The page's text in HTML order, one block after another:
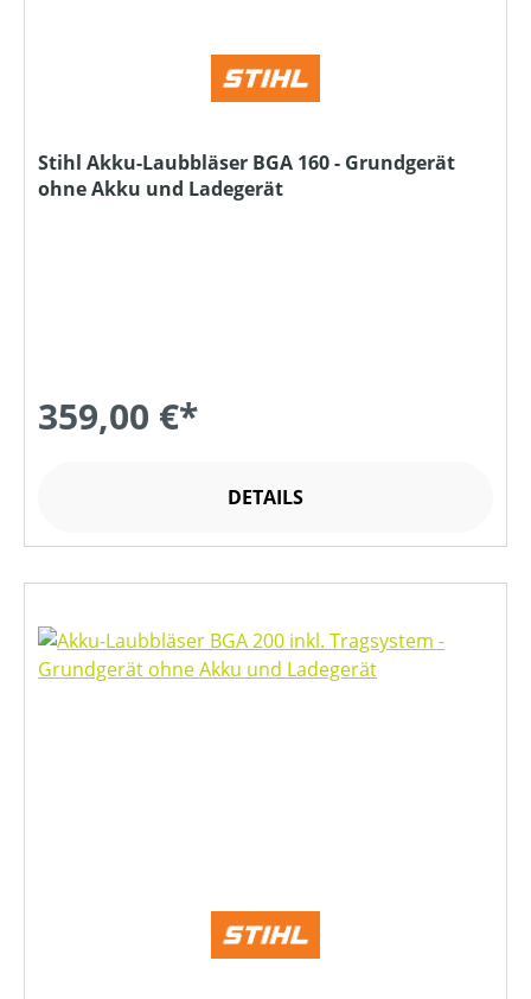
Stihl Akku-Laubbläser BGA 160 - Grundgerät
ohne Akku und Ladegerät
359,00 €*
DETAILS